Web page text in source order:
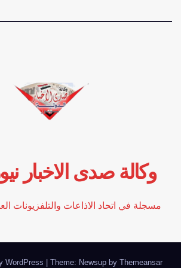
وكالة صدى الاخبار
مسجلة في اتحاد الاذاعات والتلفزيونات
WordPress Theme: Newsup by Themeansar